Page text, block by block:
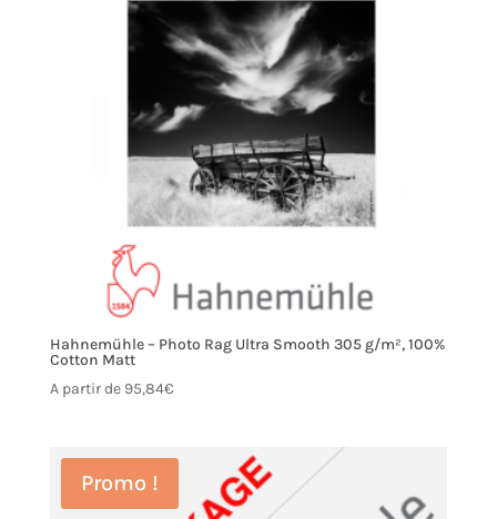
Hahnemühle – Photo Rag Ultra Smooth 305 g/m², 100%
Cotton Matt
A partir de 95,84€
Promo !